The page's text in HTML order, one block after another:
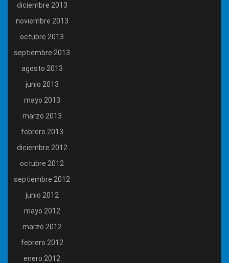
diciembre 2013
noviembre 2013
octubre 2013
septiembre 2013
agosto 2013
junio 2013
mayo 2013
marzo 2013
febrero 2013
diciembre 2012
octubre 2012
septiembre 2012
junio 2012
mayo 2012
marzo 2012
febrero 2012
enero 2012